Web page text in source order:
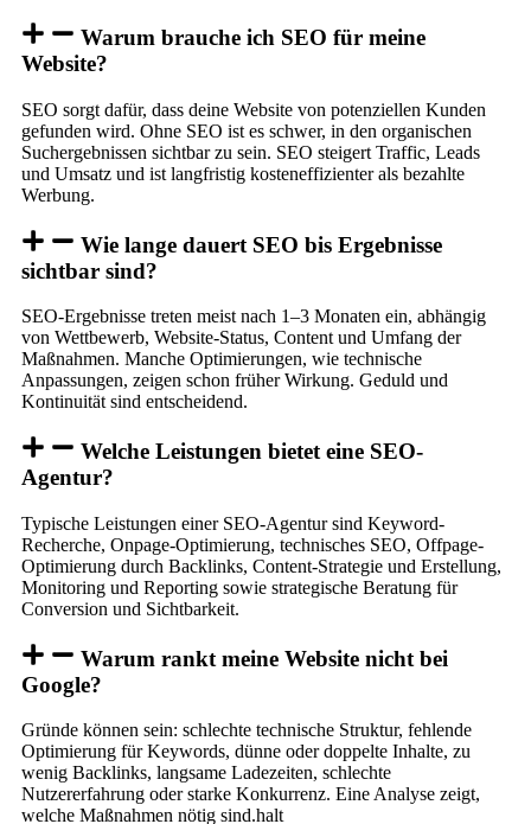
Warum brauche ich SEO für meine
Website?
SEO sorgt dafür, dass deine Website von potenziellen Kunden
gefunden wird. Ohne SEO ist es schwer, in den organischen
Suchergebnissen sichtbar zu sein. SEO steigert Traffic, Leads
und Umsatz und ist langfristig kosteneffizienter als bezahlte
Werbung.
Wie lange dauert SEO bis Ergebnisse
sichtbar sind?
SEO-Ergebnisse treten meist nach 1–3 Monaten ein, abhängig
von Wettbewerb, Website-Status, Content und Umfang der
Maßnahmen. Manche Optimierungen, wie technische
Anpassungen, zeigen schon früher Wirkung. Geduld und
Kontinuität sind entscheidend.
Welche Leistungen bietet eine SEO-
Agentur?
Typische Leistungen einer SEO-Agentur sind Keyword-
Recherche, Onpage-Optimierung, technisches SEO, Offpage-
Optimierung durch Backlinks, Content-Strategie und Erstellung,
Monitoring und Reporting sowie strategische Beratung für
Conversion und Sichtbarkeit.
Warum rankt meine Website nicht bei
Google?
Gründe können sein: schlechte technische Struktur, fehlende
Optimierung für Keywords, dünne oder doppelte Inhalte, zu
wenig Backlinks, langsame Ladezeiten, schlechte
Nutzererfahrung oder starke Konkurrenz. Eine Analyse zeigt,
welche Maßnahmen nötig sind.halt